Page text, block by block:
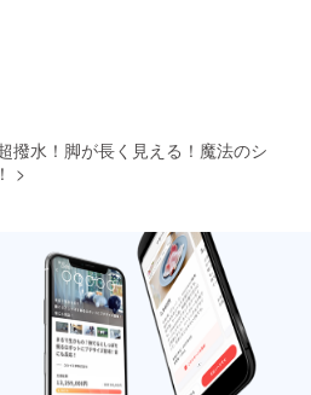
撥水！脚が長く見える！魔法のシ
>